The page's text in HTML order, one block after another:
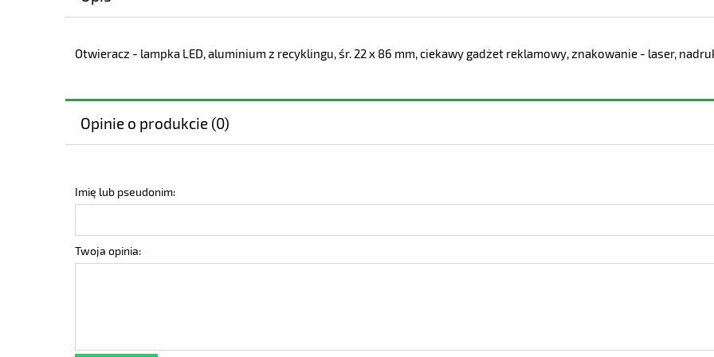
Otwieracz - lampka LED, aluminium z recyklingu, śr. 22 x 86 mm, ciekawy gadżet reklamowy, znakowanie - laser,
Opinie o produkcie (0)
Imię lub pseudonim:
Twoja opinia: